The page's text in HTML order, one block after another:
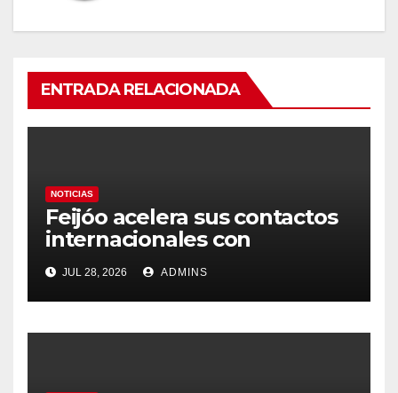
ENTRADA RELACIONADA
NOTICIAS
Feijóo acelera sus contactos
internacionales con
Latinoamérica como socio
prioritario en su agenda de
gobierno
JUL 28, 2026 ADMINS